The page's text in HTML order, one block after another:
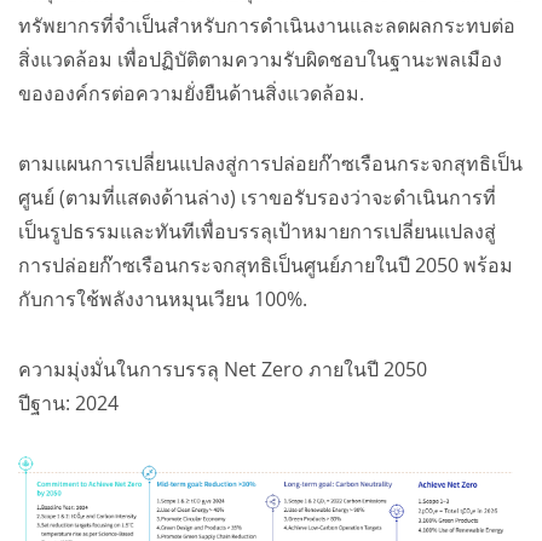
ทรัพยากรที่จำเป็นสำหรับการดำเนินงานและลดผลกระทบต่อ
สิ่งแวดล้อม เพื่อปฏิบัติตามความรับผิดชอบในฐานะพลเมือง
ขององค์กรต่อความยั่งยืนด้านสิ่งแวดล้อม.
ตามแผนการเปลี่ยนแปลงสู่การปล่อยก๊าซเรือนกระจกสุทธิเป็น
ศูนย์ (ตามที่แสดงด้านล่าง) เราขอรับรองว่าจะดำเนินการที่
เป็นรูปธรรมและทันทีเพื่อบรรลุเป้าหมายการเปลี่ยนแปลงสู่
การปล่อยก๊าซเรือนกระจกสุทธิเป็นศูนย์ภายในปี 2050 พร้อม
กับการใช้พลังงานหมุนเวียน 100%.
ความมุ่งมั่นในการบรรลุ Net Zero ภายในปี 2050
ปีฐาน: 2024